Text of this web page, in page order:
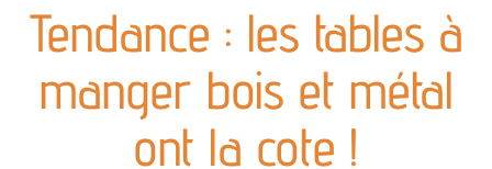
canapés et fauteuils
séjours
Tendance : les tables à
manger bois et métal
ont la cote !